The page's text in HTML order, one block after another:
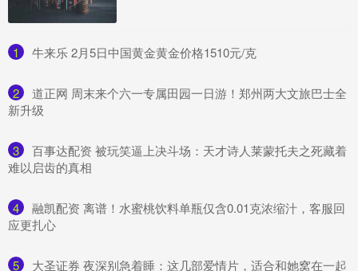
1 ​牛来乐 2月5日中国黄金黄金价格1510元/克
2
​道正网 周末来个六一专属田园一日游！郑州两大文旅巴士全
新升级
3
​百事达配资 被玩笑逼上决斗场：天才诗人莱蒙托夫之死藏着
难以启齿的真相
4
​融凯配资 离谱！水蜜桃饮料单瓶仅含0.01克浓缩汁，客服回
应更扎心
5 ​大圣证券 夜深别急着睡：这几部爱情片，适合和她窝在一起